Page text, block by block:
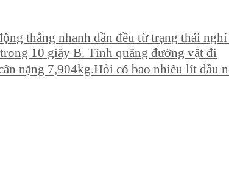
thẳng nhanh dần đều từ trạng thái
10 giây B. Tính quãng đường vật đi
nặng 7,904kg.Hỏi có bao nhiêu lít dầu